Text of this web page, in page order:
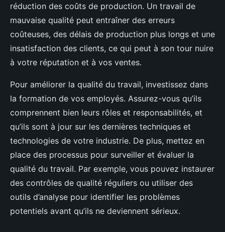
réduction des coûts de production. Un travail de
mauvaise qualité peut entraîner des erreurs
coûteuses, des délais de production plus longs et une
insatisfaction des clients, ce qui peut à son tour nuire
à votre réputation et à vos ventes.
Pour améliorer la qualité du travail, investissez dans
la formation de vos employés. Assurez-vous qu’ils
comprennent bien leurs rôles et responsabilités, et
qu’ils sont à jour sur les dernières techniques et
technologies de votre industrie. De plus, mettez en
place des processus pour surveiller et évaluer la
qualité du travail. Par exemple, vous pouvez instaurer
des contrôles de qualité réguliers ou utiliser des
outils d’analyse pour identifier les problèmes
potentiels avant qu’ils ne deviennent sérieux.